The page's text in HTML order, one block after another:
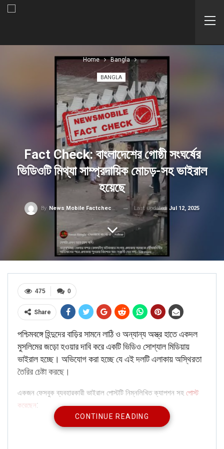
Home Bangla
BANGLA
Fact Check: বাংলাদেশের গোষ্ঠী সংঘর্ষের
ভিডিওটি মিথ্যা সাম্প্রদায়িক মোচড়-‌সহ ভাইরাল
হয়েছে
By News Mobile Factcheck Bureau Last updated Jul 12, 2025
0
475
Share
পশ্চিমবঙ্গে হিন্দুদের বাড়ির সামনে লাঠি ও অন্যান্য অস্ত্র হাতে একদল
মুসলিমের জড়ো হওয়ার দাবি করে একটি ভিডিও সোশ্যাল মিডিয়ায়
ভাইরাল হচ্ছে। অভিযোগ করা হচ্ছে যে এই দলটি এলাকায় অস্থিরতা
তৈরির চেষ্টা করছে।
একজন ফেসবুক ব্যবহারকারী ভাইরাল পোস্টটি নিম্নলিখিত ক্যাপশন সহ পোস্ট
করেছেন:
ബംഗാളിൽ വാളും കയ്യിൽ പിടിച്ച് ഹിന്ദുക്കളോട്
CONTINUE READING